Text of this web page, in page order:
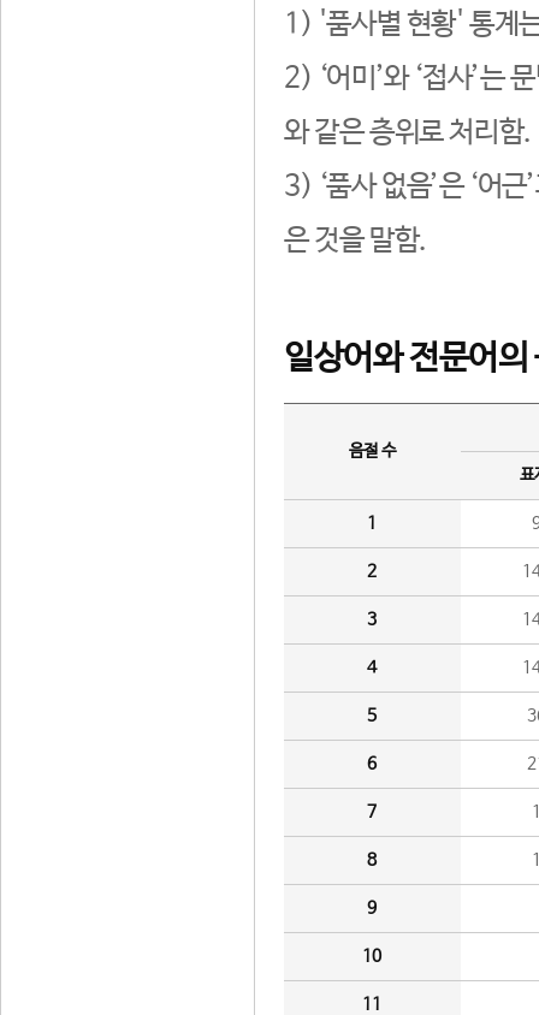
1) '품사별 현황' 통계
2) ‘어미’와 ‘접사’는
와 같은 층위로 처리함.
3) ‘품사 없음’은 ‘어
은 것을 말함.
일상어와 전문어의
음절 수
표
1
2
3
4
5
6
7
8
9
10
11